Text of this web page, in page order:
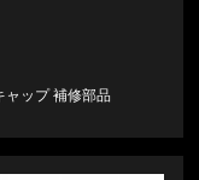
ップ 補修部品